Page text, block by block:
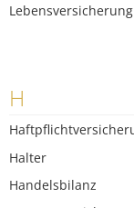
Lebensversicherung
H
Halter
Handelsbilanz